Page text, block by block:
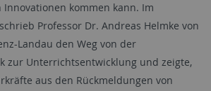
kommen kann. Im
Professor Dr. Andreas Helmke von
Landau den Weg von der
zur Unterrichtsentwicklung und zeigte,
aus den Rückmeldungen von